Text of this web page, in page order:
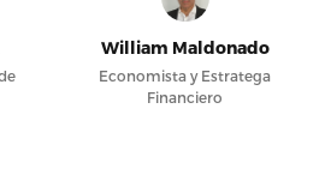
William Maldonado
Economista y Estratega
Financiero